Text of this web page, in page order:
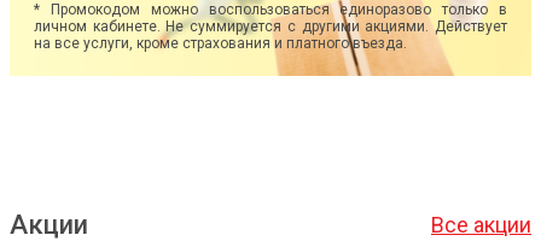
* Промокодом можно воспользоваться единоразово только в
личном кабинете. Не суммируется с другими акциями. Действует
на все услуги, кроме страхования и платного въезда.
Акции Все акции